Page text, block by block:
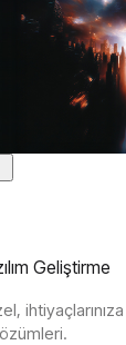
Geliştirme